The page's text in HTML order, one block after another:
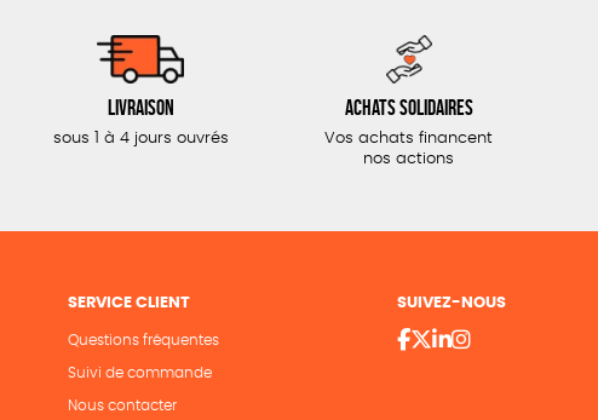
Livraison
sous 1 à 4 jours ouvrés
Achats solidaires
Vos achats financent
nos actions
SERVICE CLIENT
Questions fréquentes
Suivi de commande
Nous contacter
SUIVEZ-NOUS